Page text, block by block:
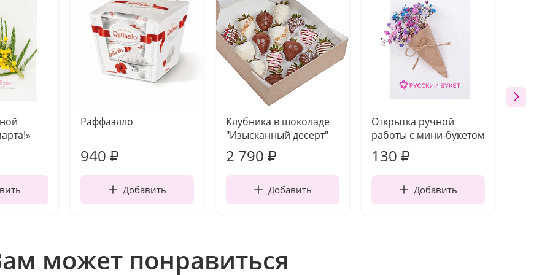
Раффаэлло
940 ₽
Добавить
Клубника в шоколаде
"Изысканный десерт"
2 790 ₽
Добавить
Открытка ручной
работы с мини-букетом
130 ₽
Добавить
может понравиться